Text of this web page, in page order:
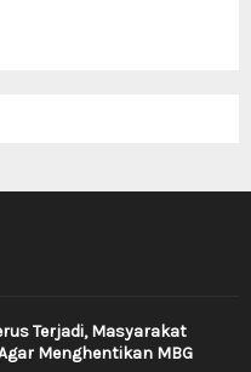
Terjadi, Masyarakat
Menghentikan MBG